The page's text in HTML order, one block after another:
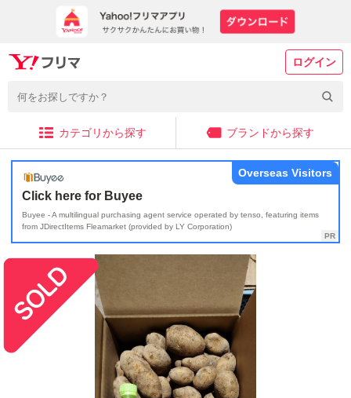
ログイン
カテゴリから探す ブランドから探す
Click here for Buyee
Buyee - A multilingual purchasing agent service operated by tenso, featuring items
from JDirectItems Fleamarket (provided by LY Corporation)
Overseas Visitors